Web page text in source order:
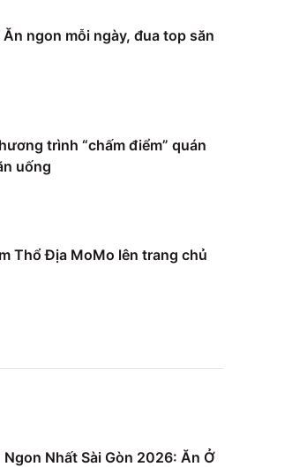
ngon mỗi ngày, đua top săn
trình “chấm điểm” quán
uống
Thổ Địa MoMo lên trang chủ
Nhất Sài Gòn 2026: Ăn Ở